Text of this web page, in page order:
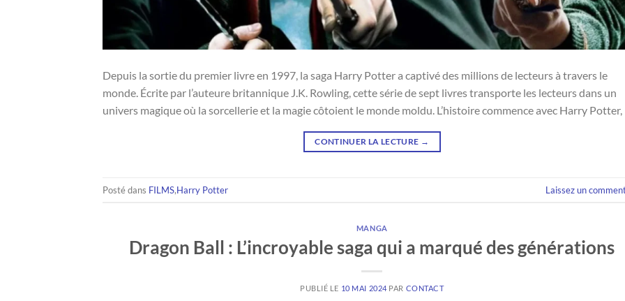
Depuis la sortie du premier livre en 1997, la saga Harry Potter a captivé des millions de lecteurs à travers le
monde. Écrite par l’auteure britannique J.K. Rowling, cette série de sept livres transporte les lecteurs dans un
univers magique où la sorcellerie et la magie côtoient le monde moldu. L’histoire commence avec Harry
CONTINUER LA LECTURE →
Posté dans FILMS,Harry Potter Laissez un
MANGA
Dragon Ball : L’incroyable saga qui a marqué des générations
PUBLIÉ LE 10 MAI 2024 PAR CONTACT